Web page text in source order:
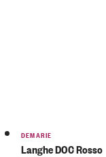
DEMARIE
Langhe DOC Rosso